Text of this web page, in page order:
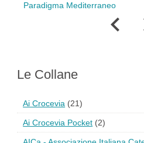
Le Collane
Ai Crocevia (21)
Ai Crocevia Pocket (2)